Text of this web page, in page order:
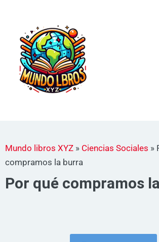
contenido
Mundo libros XYZ » Ciencias Sociales »
compramos la burra
Por qué compramos